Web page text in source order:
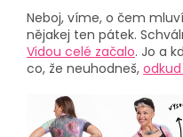
Neboj, víme, o čem
nějakej ten pátek.
Vidou celé začalo. Jo a
co, že neuhodneš,